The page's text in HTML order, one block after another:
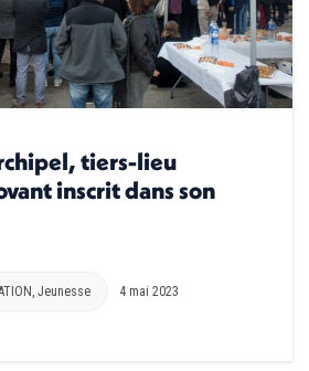
tiers-lieu
inscrit dans son
, Jeunesse 4 mai 2023